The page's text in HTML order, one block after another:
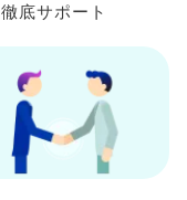
徹底サポート